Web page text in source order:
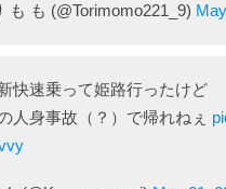
も (@Torimomo221_9)
快速乗って姫路行ったけど
人身事故（？）で帰れねぇ